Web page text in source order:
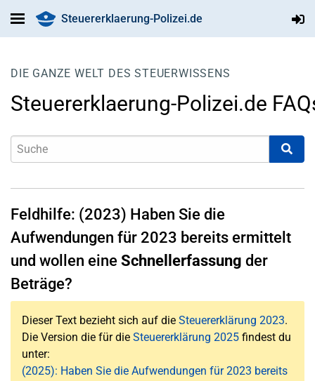
Steuererklaerung-Polizei.de
DIE GANZE WELT DES STEUERWISSENS
Steuererklaerung-Polizei.de
Feldhilfe: (2023) Haben Sie die
Aufwendungen für 2023 bereits ermittelt
und wollen eine Schnellerfassung der
Beträge?
Dieser Text bezieht sich auf die Steuererklärung 2023.
Die Version die für die Steuererklärung 2025 findest du
unter:
(2025): Haben Sie die Aufwendungen für 2023 bereits